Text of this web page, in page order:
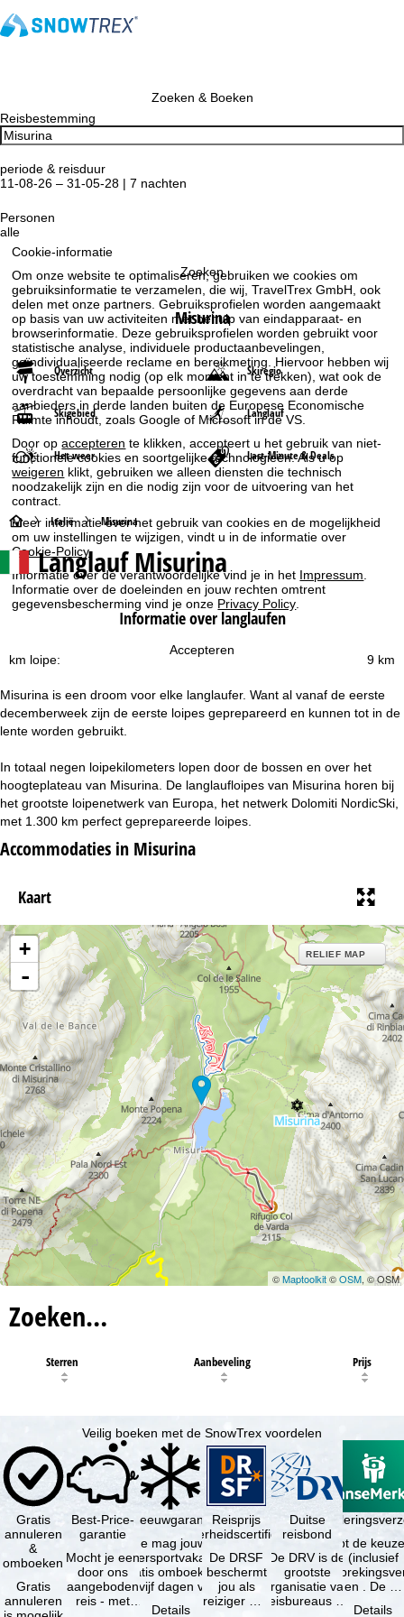
Cookie-informatie
Om onze website te optimaliseren, gebruiken we cookies om
gebruiksinformatie te verzamelen, die wij, TravelTrex GmbH, ook
delen met onze partners. Gebruiksprofielen worden aangemaakt
op basis van uw activiteiten met behulp van eindapparaat- en
browserinformatie. Deze gebruiksprofielen worden gebruikt voor
statistische analyse, individuele productaanbevelingen,
geïndividualiseerde reclame en bereikmeting. Hiervoor hebben wij
uw toestemming nodig (op elk moment in te trekken), wat ook de
overdracht van bepaalde persoonlijke gegevens aan derde
aanbieders in derde landen buiten de Europese Economische
Ruimte inhoudt, zoals Google of Microsoft in de VS.
Door opaccepteren te klikken, accepteert u het gebruik van niet-
functionele cookies en soortgelijke technologieën. Als u op
weigeren klikt, gebruiken we alleen diensten die technisch
noodzakelijk zijn en die nodig zijn voor de uitvoering van het
contract.
Meer informatie over het gebruik van cookies en de mogelijkheid
om uw instellingen te wijzigen, vindt u in de informatie over
Cookie-Policy.
Informatie over de verantwoordelijke vind je in het Impressum.
Informatie over de doeleinden en jouw rechten omtrent
gegevensbescherming vind je onze Privacy Policy.
Accepteren
Zoeken & Boeken
Reisbestemming
periode & reisduur
11-08-26 – 31-05-28 | 7 nachten
Personen
alle
Zoeken
Misurina
Overzicht Skiregio
Skigebied Langlauf
Het weer Last-Minute & Deals
S
t
a
t
g
i
n
a
Italië Misurina
Langlauf Misurina
Informatie over langlaufen
9 km
km loipe:
Misurina is een droom voor elke langlaufer. Want al vanaf de eerste
decemberweek zijn de eerste loipes geprepareerd en kunnen tot in de
lente worden gebruikt.
In totaal negen loipekilometers lopen door de bossen en over het
hoogteplateau van Misurina. De langlaufloipes van Misurina horen bij
het grootste loipenetwerk van Europa, het netwerk Dolomiti NordicSki,
met 1.300 km perfect geprepareerde loipes.
Accommodaties in Misurina
Kaart
+
-
RELIEF MAP
©Maptoolkit©OSM, © OSM
Zoeken…
Sterren Aanbeveling Prijs
Veilig boeken met de SnowTrex voordelen
Gratis
annuleren
&
omboeken
Gratis
annuleren
Best-Price-
garantie
Mocht je een
door ons
aangeboden
reis - met
Sneeuwgarantie
Je mag jouw
wintersportvakantie
gratis omboeken
als vijf dagen voor
Details
Reisprijs
zekerheidscertificaat
De DRSF
beschermt
jou als
reiziger met
Duitse
reisbond
De DRV is de
grootste
organisatie van
reisbureaus en
Je hebt de
(inclusief
en . De …
Details